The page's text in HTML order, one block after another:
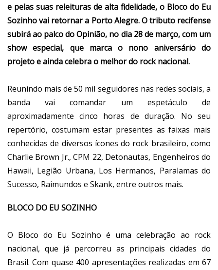
e pelas suas releituras de alta fidelidade, o Bloco do Eu
Sozinho vai retornar a Porto Alegre. O tributo recifense
subirá ao palco do Opinião, no dia 28 de março, com um
show especial, que marca o nono aniversário do
projeto e ainda celebra o melhor do rock nacional.
Reunindo mais de 50 mil seguidores nas redes sociais, a
banda vai comandar um espetáculo de
aproximadamente cinco horas de duração. No seu
repertório, costumam estar presentes as faixas mais
conhecidas de diversos ícones do rock brasileiro, como
Charlie Brown Jr., CPM 22, Detonautas, Engenheiros do
Hawaii, Legião Urbana, Los Hermanos, Paralamas do
Sucesso, Raimundos e Skank, entre outros mais.
BLOCO DO EU SOZINHO
O Bloco do Eu Sozinho é uma celebração ao rock
nacional, que já percorreu as principais cidades do
Brasil. Com quase 400 apresentações realizadas em 67